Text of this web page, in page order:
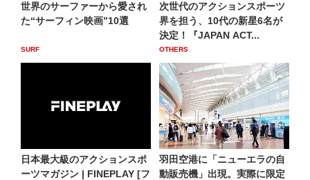
世界のサーファーから愛され
た“サーフィン映画”10選
SURF
次世代のアクションスポーツ
界を担う、10代の新星6名が
決定！『JAPAN ACT...
OTHERS
日本最大級のアクションスポ
ーツマガジン | FINEPLAY [フ
羽田空港に「ニューエラの自
動販売機」出現。実際に限定